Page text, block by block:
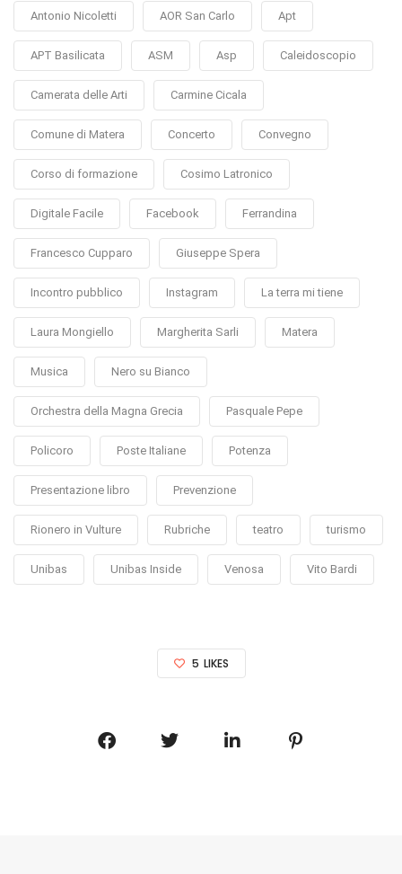
Antonio Nicoletti AOR San Carlo Apt
APT Basilicata ASM Asp Caleidoscopio
Camerata delle Arti Carmine Cicala
Comune di Matera Concerto Convegno
Corso di formazione Cosimo Latronico
Digitale Facile Facebook Ferrandina
Francesco Cupparo Giuseppe Spera
Incontro pubblico Instagram La terra mi tiene
Laura Mongiello Margherita Sarli Matera
Musica Nero su Bianco
Orchestra della Magna Grecia Pasquale Pepe
Policoro Poste Italiane Potenza
Presentazione libro Prevenzione
Rionero in Vulture Rubriche teatro turismo
Unibas Unibas Inside Venosa Vito Bardi
5 LIKES